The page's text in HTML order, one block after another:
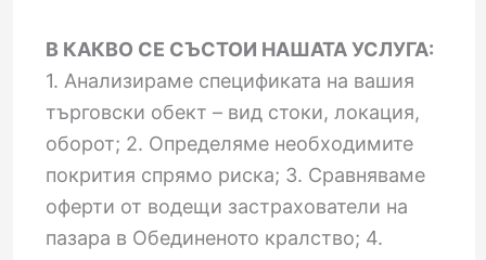
В КАКВО СЕ СЪСТОИ НАШАТА УСЛУГА:
1. Анализираме спецификата на вашия
търговски обект – вид стоки, локация,
оборот; 2. Определяме необходимите
покрития спрямо риска; 3. Сравняваме
оферти от водещи застрахователи на
пазара в Обединеното кралство; 4.